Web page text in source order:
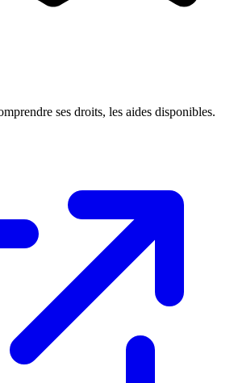
ses droits, les aides disponibles.